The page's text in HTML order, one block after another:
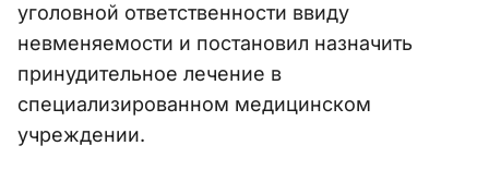
уголовной ответственности ввиду
невменяемости и постановил назначить
принудительное лечение в
специализированном медицинском
учреждении.